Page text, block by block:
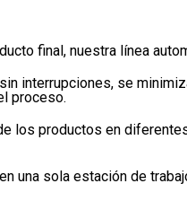
final, nuestra línea
interrupciones, se
proceso.
los productos en
una sola estación de